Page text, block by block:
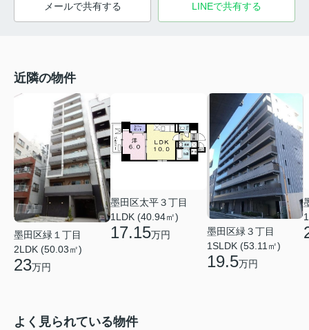
メールで共有する LINEで共有する
近隣の物件
墨田区緑１丁目
2LDK (50.03㎡)
23万円
墨田区太平３丁目
1LDK (40.94㎡)
17.15万円
墨田区緑３丁目
1SLDK (53.11㎡)
19.5万円
よく見られている物件